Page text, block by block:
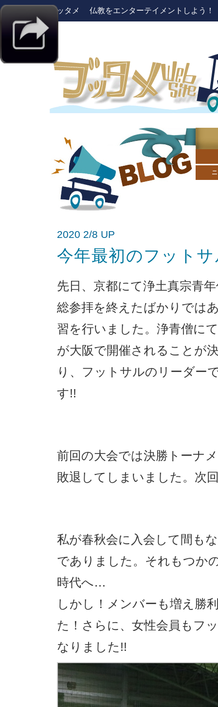
ブッタメ 仏教をエンターテイメントしよう
2020 2/8 UP
今年最初のフット
先日、京都にて浄土真宗青
総参拝を終えたばかりでは
習を行いました。浄青僧に
が大阪で開催されることが
り、フットサルのリーダー
す!!
前回の大会では決勝トーナ
敗退してしまいました。次
私が春秋会に入会して間も
でありました。それもつか
時代へ…
しかし！メンバーも増え勝
た！さらに、女性会員もフ
なりました!!